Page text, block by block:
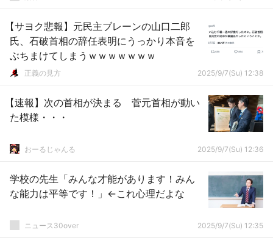
【サヨク悲報】元民主ブレーンの山口二郎
氏、石破首相の辞任表明にうっかり本音を
ぶちまけてしまうｗｗｗｗｗｗｗ
正義の見方 2025/9/7(Su) 12:38
【速報】次の首相が決まる 菅元首相が動い
た模様・・・
おーるじゃんる 2025/9/7(Su) 12:36
学校の先生「みんな才能があります！みん
な能力は平等です！」←これ心理だよな
ニュース30over 2025/9/7(Su) 12:35